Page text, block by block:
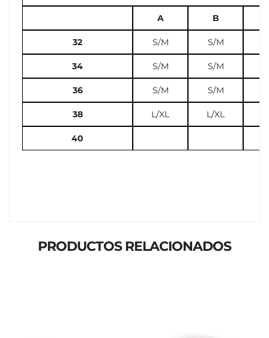
A B
32 S/M S/M
34 S/M S/M
36 S/M S/M
38 L/XL L/XL
40
PRODUCTOS RELACIONADOS